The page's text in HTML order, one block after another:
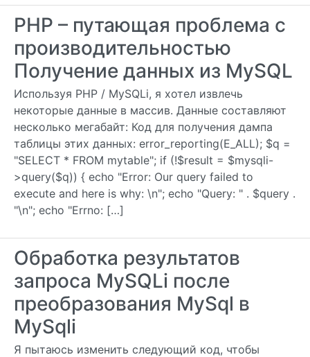
PHP – путающая проблема с
производительностью
Получение данных из MySQL
Используя PHP / MySQLi, я хотел извлечь
некоторые данные в массив. Данные составляют
несколько мегабайт: Код для получения дампа
таблицы этих данных: error_reporting(E_ALL); $q =
"SELECT * FROM mytable"; if (!$result = $mysqli-
>query($q)) { echo "Error: Our query failed to
execute and here is why: \n"; echo "Query: " . $query .
"\n"; echo "Errno: […]
Обработка результатов
запроса MySQLi после
преобразования MySql в
MySqli
Я пытаюсь изменить следующий код, чтобы